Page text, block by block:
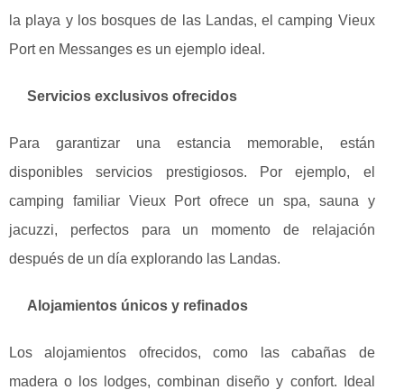
la playa y los bosques de las Landas, el camping Vieux
Port en Messanges es un ejemplo ideal.
Servicios exclusivos ofrecidos
Para garantizar una estancia memorable, están
disponibles servicios prestigiosos. Por ejemplo, el
camping familiar Vieux Port ofrece un spa, sauna y
jacuzzi, perfectos para un momento de relajación
después de un día explorando las Landas.
Alojamientos únicos y refinados
Los alojamientos ofrecidos, como las cabañas de
madera o los lodges, combinan diseño y confort. Ideal